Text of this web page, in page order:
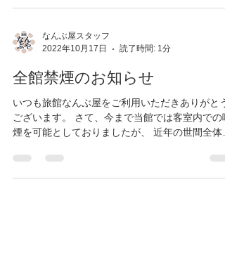
浴について、混雑緩和に伴い...
なんぶ屋スタッフ
2022年10月17日
読了時間: 1分
全館禁煙のお知らせ
いつも旅館なんぶ屋をご利用いただきありがとう
ございます。 さて、今まで当館では客室内での
煙を可能としておりましたが、 近年の世間全体
り全館禁煙とさせていただいております。 愛煙
のお客様には、ご不便をお掛け致しますが...